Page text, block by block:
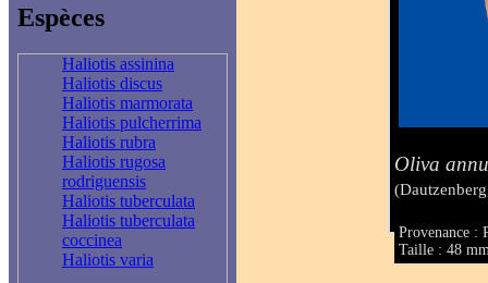
Espèces
Haliotis assinina
Haliotis discus
Haliotis marmorata
Haliotis pulcherrima
Haliotis rubra
Haliotis rugosa
rodriguensis
Haliotis tuberculata
Haliotis tuberculata
coccinea
Haliotis varia
Oliva
Provenance :
Taille : 48